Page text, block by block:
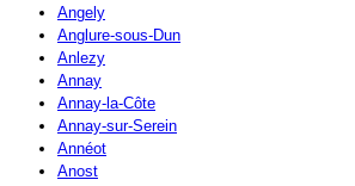
Angely
Anglure-sous-Dun
Anlezy
Annay
Annay-la-Côte
Annay-sur-Serein
Annéot
Anost